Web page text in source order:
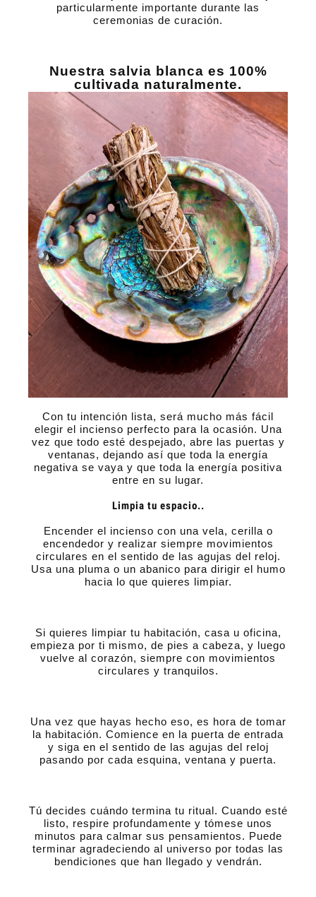
particularmente importante durante las
ceremonias de curación.
Nuestra salvia blanca es 100%
cultivada naturalmente.
Con tu intención lista, será mucho más fácil
elegir el incienso perfecto para la ocasión. Una
vez que todo esté despejado, abre las puertas y
ventanas, dejando así que toda la energía
negativa se vaya y que toda la energía positiva
entre en su lugar.
Limpia tu espacio..
Encender el incienso con una vela, cerilla o
encendedor y realizar siempre movimientos
circulares en el sentido de las agujas del reloj.
Usa una pluma o un abanico para dirigir el humo
hacia lo que quieres limpiar.
Si quieres limpiar tu habitación, casa u oficina,
empieza por ti mismo, de pies a cabeza, y luego
vuelve al corazón, siempre con movimientos
circulares y tranquilos.
Una vez que hayas hecho eso, es hora de tomar
la habitación. Comience en la puerta de entrada
y siga en el sentido de las agujas del reloj
pasando por cada esquina, ventana y puerta.
Tú decides cuándo termina tu ritual. Cuando esté
listo, respire profundamente y tómese unos
minutos para calmar sus pensamientos. Puede
terminar agradeciendo al universo por todas las
bendiciones que han llegado y vendrán.